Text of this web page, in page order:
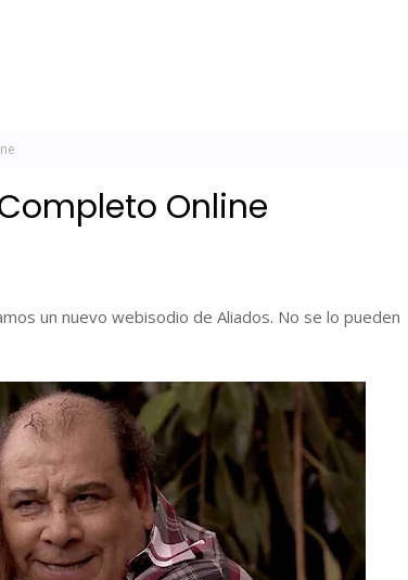
Online
un nuevo webisodio de Aliados. No se lo pueden